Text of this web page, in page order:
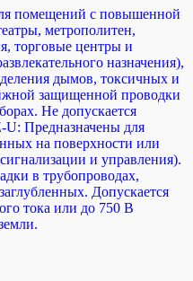
помещений с повышенной
метрополитен,
торговые центры и
назначения),
дымов, токсичных и
защищенной проводки
Не допускается
U: Предназначены для
на поверхности или
и управления).
в трубопроводах,
Допускается
тока или до 750 В